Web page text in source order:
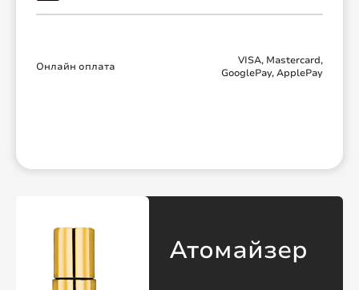
Онлайн оплата
VISA, Mastercard,
GooglePay, ApplePay
Атомайзер